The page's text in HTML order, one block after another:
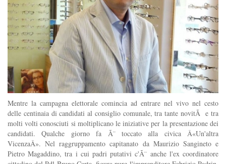
Mentre la campagna elettorale comincia ad entrare nel vivo nel cesto
delle centinaia di candidati al consiglio comunale, tra tante novitÃ e tra
molti volti conosciuti si moltiplicano le iniziative per la presentazione dei
candidati. Qualche giorno fa Ã¨ toccato alla civica Â«Un'altra
VicenzaÂ». Nel raggruppamento capitanato da Maurizio Sangineto e
Pietro Magaddino, tra i cui padri putativi c'Ã¨ anche l'ex coordinatore